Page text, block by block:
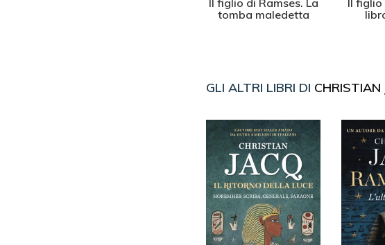
Il figlio di Ramses. La
tomba maledetta
Il figlio
GLI ALTRI LIBRI DI CHRISTIAN